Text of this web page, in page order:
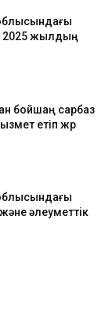
2025 жылдың
бойшаң сарбаз
етіп жүр
әлеуметтік